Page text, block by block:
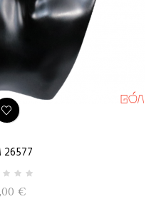
26577
€